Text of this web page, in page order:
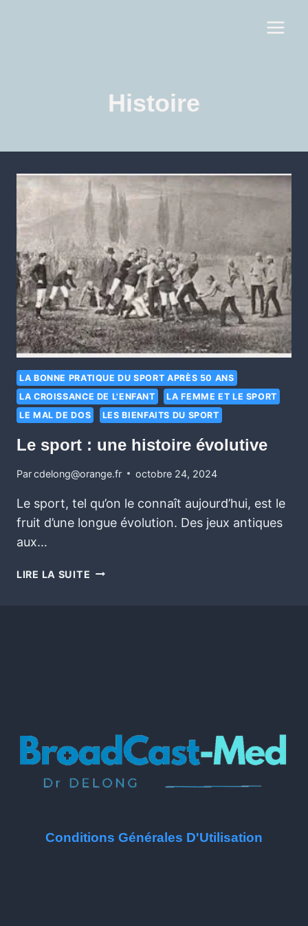
Histoire
LA BONNE PRATIQUE DU SPORT APRÈS 50 ANS
LA CROISSANCE DE L'ENFANT
LA FEMME ET LE SPORT
LE MAL DE DOS
LES BIENFAITS DU SPORT
Le sport : une histoire évolutive
Parcdelong@orange.fr octobre 24, 2024
Le sport, tel qu’on le connaît aujourd’hui, est le
fruit d’une longue évolution. Des jeux antiques
aux…
LIRE LA SUITE
Conditions Générales D'Utilisation